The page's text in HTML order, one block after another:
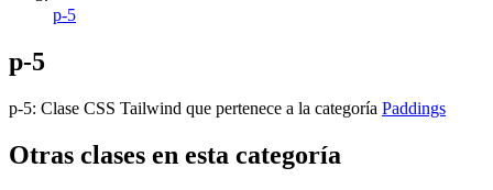
p-5
p-5
p-5: Clase CSS Tailwind que pertenece a la categoría Paddings
Otras clases en esta categoría